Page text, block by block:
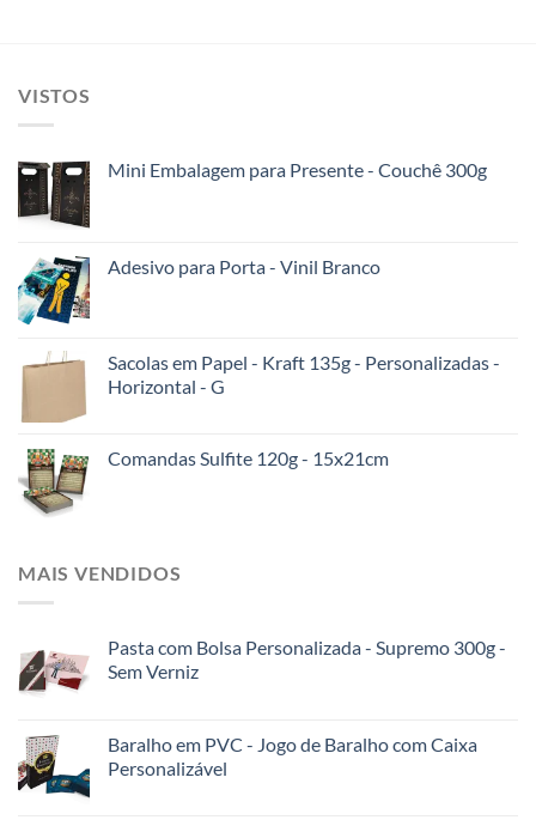
VISTOS
Mini Embalagem para Presente - Couchê 300g
Adesivo para Porta - Vinil Branco
Sacolas em Papel - Kraft 135g - Personalizadas -
Horizontal - G
Comandas Sulfite 120g - 15x21cm
MAIS VENDIDOS
Pasta com Bolsa Personalizada - Supremo 300g -
Sem Verniz
Baralho em PVC - Jogo de Baralho com Caixa
Personalizável